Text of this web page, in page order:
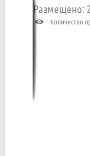
Размещено:
Количество